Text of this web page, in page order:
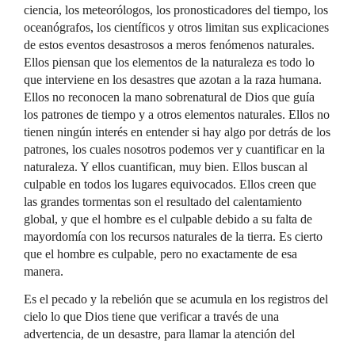
ciencia, los meteorólogos, los pronosticadores del tiempo, los
oceanógrafos, los científicos y otros limitan sus explicaciones
de estos eventos desastrosos a meros fenómenos naturales.
Ellos piensan que los elementos de la naturaleza es todo lo
que interviene en los desastres que azotan a la raza humana.
Ellos no reconocen la mano sobrenatural de Dios que guía
los patrones de tiempo y a otros elementos naturales. Ellos no
tienen ningún interés en entender si hay algo por detrás de los
patrones, los cuales nosotros podemos ver y cuantificar en la
naturaleza. Y ellos cuantifican, muy bien. Ellos buscan al
culpable en todos los lugares equivocados. Ellos creen que
las grandes tormentas son el resultado del calentamiento
global, y que el hombre es el culpable debido a su falta de
mayordomía con los recursos naturales de la tierra. Es cierto
que el hombre es culpable, pero no exactamente de esa
manera.
Es el pecado y la rebelión que se acumula en los registros del
cielo lo que Dios tiene que verificar a través de una
advertencia, de un desastre, para llamar la atención del